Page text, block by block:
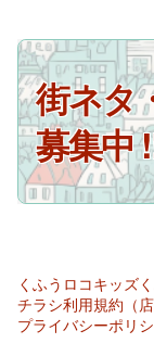
街ネタ
募集中
くふうロコキッズ
チラシ利用規約（店
プライバシーポリ